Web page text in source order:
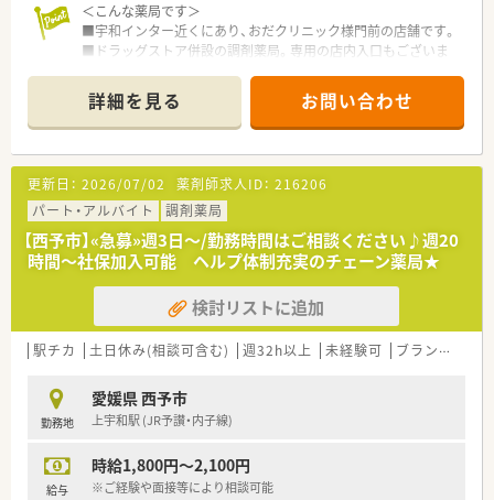
＜こんな薬局です＞
■宇和インター近くにあり、おだクリニック様門前の店舗です。
■ドラッグストア併設の調剤薬局。専用の店内入口もございま
■駐車場は大変広々としており、お車通勤時もスムーズ。
■近くには夜遅くまで営業しているスーパーもあり、お帰りの際
も立ち寄ることができます。
■薬剤師は常時2～3名体制。
■電子薬歴・分包機（円盤）導入されています。
＜業務内容＞
■透析をはじめ循環器科・泌尿器科、眼科の処方箋を主に応需し
ています。
■処方箋枚数は1日平均51枚/日。
■調剤・投薬・監査・OTC販売など薬剤師業務全般をお願いしま
■ドラッグストア併設店ではございますが、調剤薬局業務専任で
ご勤務頂きます。
うになっています。
■外来処方の対応だけでなく在宅業務もございます。
ご経験や配属後の状況に応じてご担当頂く場合がございま
＜研修制度＞
詳細を見る お問い合わせ
更新日： 2026/07/02 薬剤師求人ID： 216206
パート・アルバイト
調剤薬局
【西予市】«急募»週3日～/勤務時間はご相談ください♪週20
時間～社保加入可能 ヘルプ体制充実のチェーン薬局★
検討リストに追加
駅チカ 土日休み(相談可含む) 週32h以上 未経験可 ブランク可
勤務地
愛媛県 西予市
上宇和駅 (JR予讃・内子線)
給与
時給1,800円～2,100円
※ご経験や面接等により相談可能